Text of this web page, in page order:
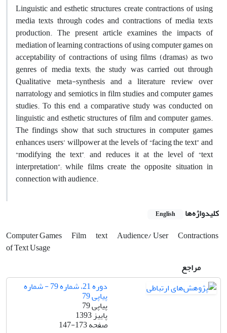
Linguistic and esthetic structures create contractions of using
media texts through codes and contractions of media texts
production. The present article examines the impacts of
mediation of learning contractions of using computer games on
acceptability of contractions of using films (dramas) as two
genres of media texts; the study was carried out through
Qualitative meta-synthesis and a literature review over
narratology and semiotics in film studies and computer games
studies. To this end, a comparative study was conducted on
linguistic and esthetic structures of film and computer games.
The findings show that such structures in computer games
enhances users’ willpower at the levels of “facing the text” and
“modifying the text”, and reduces it at the level of “text
interpretation”; while films create the opposite situation in
connection with audience.
کلیدواژه‌ها English
Computer Games Film text Audience/ User Contractions
of Text Usage
مراجع
دوره 21، شماره 79 - شماره
پیاپی 79
پیاپی 79
پاییز 1393
صفحه147-173